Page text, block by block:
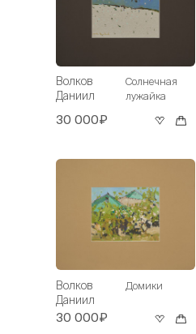
Волков
Даниил
Солнечная
лужайка
30 000₽
Волков
Даниил
Домики
30 000₽